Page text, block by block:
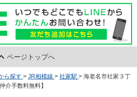
ページトップへ
ら探す > JR相模線 > 社家駅 > 海老名市社家３丁
手数料無料】